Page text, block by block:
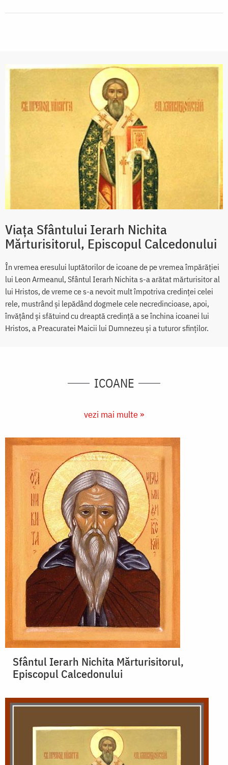
Viața Sfântului Ierarh Nichita
Mărturisitorul, Episcopul Calcedonului
În vremea eresului luptătorilor de icoane de pe vremea împărăției
lui Leon Armeanul, Sfântul Ierarh Nichita s-a arătat mărturisitor al
lui Hristos, de vreme ce s-a nevoit mult împotriva credinței celei
rele, mustrând și lepădând dogmele cele necredincioase, apoi,
învățând și sfătuind cu dreaptă credință a se închina icoanei lui
Hristos, a Preacuratei Maicii lui Dumnezeu și a tuturor sfinților.
ICOANE
vezi mai multe »
Sfântul Ierarh Nichita Mărturisitorul,
Episcopul Calcedonului